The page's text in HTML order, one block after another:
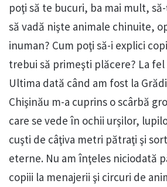
poţi să te bucuri, ba mai mult,
să vadă nişte animale chinuite,
inuman? Cum poţi să-i explici
trebui să primeşti plăcere? La fel
Ultima dată când am fost la
Chişinău m-a cuprins o scârbă
care se vede în ochii urşilor,
cuşti de câţiva metri pătraţi şi
eterne. Nu am înţeles niciodată
copiii la menajerii şi circuri de